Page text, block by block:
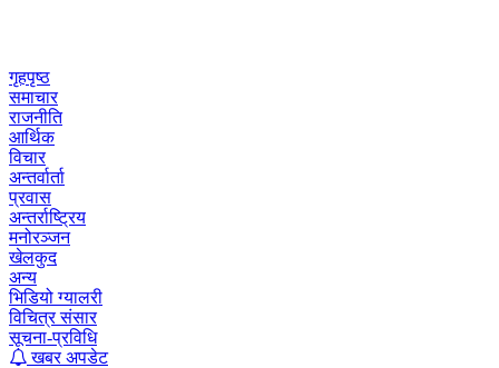
गृहपृष्ठ
समाचार
राजनीति
आर्थिक
विचार
अन्तर्वार्ता
प्रवास
अन्तर्राष्ट्रिय
मनोरञ्जन
खेलकुद
अन्य
भिडियो ग्यालरी
विचित्र संसार
सूचना-प्रविधि
खबर अपडेट